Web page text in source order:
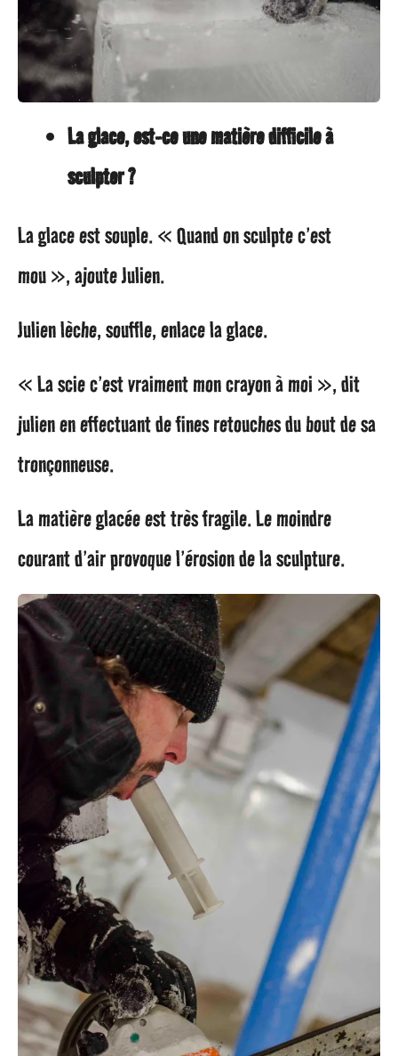
La glace, est-ce une matière difficile à
sculpter ?
La glace est souple. « Quand on sculpte c’est
mou », ajoute Julien.
Julien lèche, souffle, enlace la glace.
« La scie c’est vraiment mon crayon à moi », dit
julien en effectuant de fines retouches du bout de sa
tronçonneuse.
La matière glacée est très fragile. Le moindre
courant d’air provoque l’érosion de la sculpture.